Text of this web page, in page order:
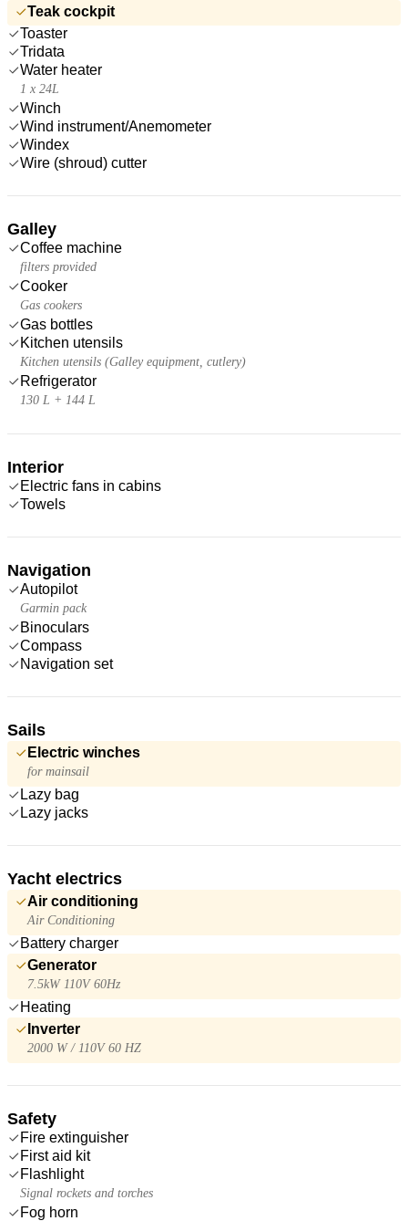
Teak cockpit
Toaster
Tridata
Water heater
1 x 24L
Winch
Wind instrument/Anemometer
Windex
Wire (shroud) cutter
Galley
Coffee machine
filters provided
Cooker
Gas cookers
Gas bottles
Kitchen utensils
Kitchen utensils (Galley equipment, cutlery)
Refrigerator
130 L + 144 L
Interior
Electric fans in cabins
Towels
Navigation
Autopilot
Garmin pack
Binoculars
Compass
Navigation set
Sails
Electric winches
for mainsail
Lazy bag
Lazy jacks
Yacht electrics
Air conditioning
Air Conditioning
Battery charger
Generator
7.5kW 110V 60Hz
Heating
Inverter
2000 W / 110V 60 HZ
Safety
Fire extinguisher
First aid kit
Flashlight
Signal rockets and torches
Fog horn